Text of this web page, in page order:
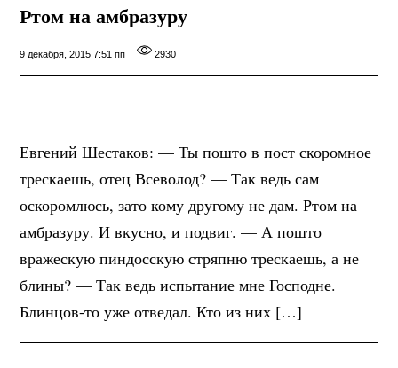
Ртом на амбразуру
9 декабря, 2015 7:51 пп 2930
Евгений Шестаков: — Ты пошто в пост скоромное
трескаешь, отец Всеволод? — Так ведь сам
оскоромлюсь, зато кому другому не дам. Ртом на
амбразуру. И вкусно, и подвиг. — А пошто
вражескую пиндосскую стряпню трескаешь, а не
блины? — Так ведь испытание мне Господне.
Блинцов-то уже отведал. Кто из них […]